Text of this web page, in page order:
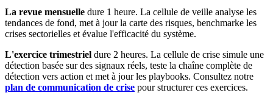
La revue mensuelle dure 1 heure. La cellule de veille analyse les
tendances de fond, met à jour la carte des risques, benchmarke les
crises sectorielles et évalue l'efficacité du système.
L'exercice trimestriel dure 2 heures. La cellule de crise simule une
détection basée sur des signaux réels, teste la chaîne complète de
détection vers action et met à jour les playbooks. Consultez notre
plan de communication de crise pour structurer ces exercices.